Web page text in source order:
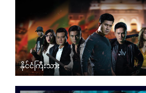
နိုင်ငံကြီးသား